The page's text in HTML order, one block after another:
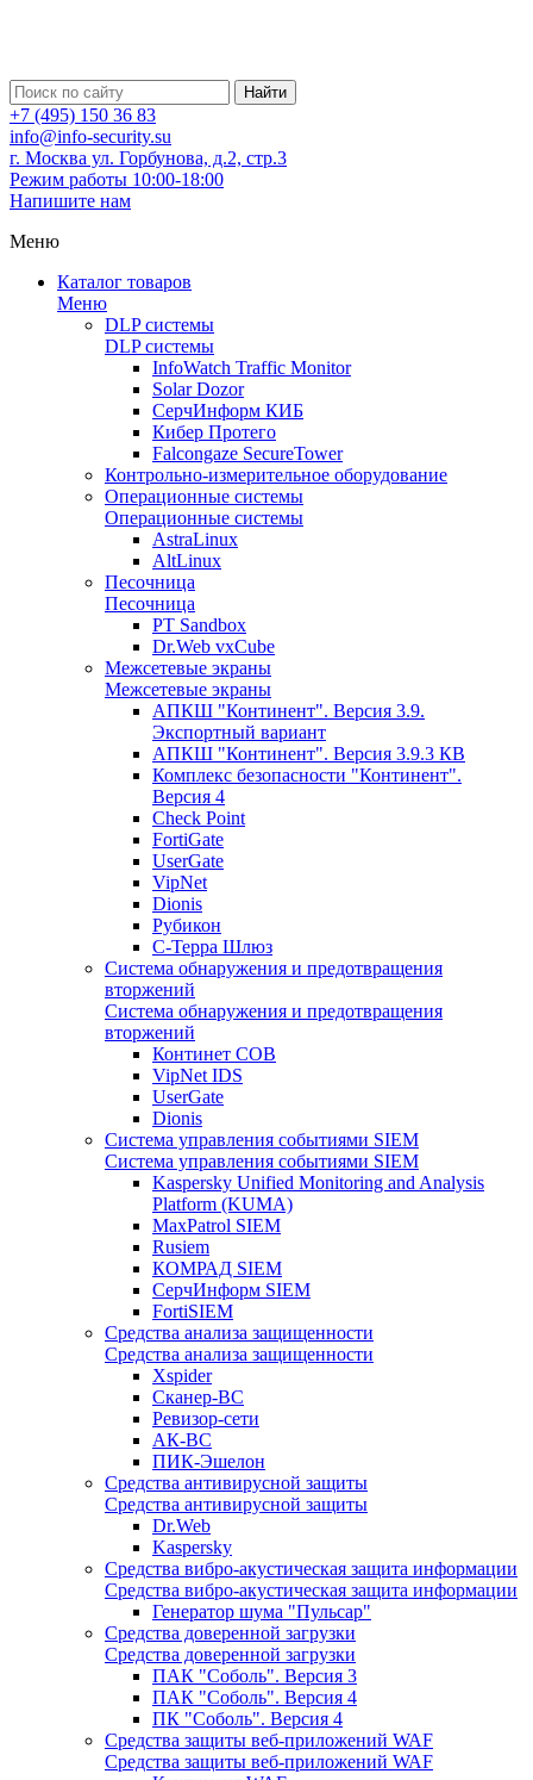
Найти
+7 (495) 150 36 83
info@info-security.su
г. Москва ул. Горбунова, д.2, стр.3
Режим работы 10:00-18:00
Напишите нам
Меню
Каталог товаров
Меню
DLP системы
DLP системы
InfoWatch Traffic Monitor
Solar Dozor
СерчИнформ КИБ
Кибер Протего
Falcongaze SecureTower
Контрольно-измерительное оборудование
Операционные системы
Операционные системы
AstraLinux
AltLinux
Песочница
Песочница
PT Sandbox
Dr.Web vxCube
Межсетевые экраны
Межсетевые экраны
АПКШ "Континент". Версия 3.9.
Экспортный вариант
АПКШ "Континент". Версия 3.9.3 КВ
Комплекс безопасности "Континент".
Версия 4
Check Point
FortiGate
UserGate
VipNet
Dionis
Рубикон
С-Терра Шлюз
Система обнаружения и предотвращения
вторжений
Система обнаружения и предотвращения
вторжений
Континет СОВ
VipNet IDS
UserGate
Dionis
Система управления событиями SIEM
Система управления событиями SIEM
Kaspersky Unified Monitoring and Analysis
Platform (KUMA)
MaxPatrol SIEM
Rusiem
КОМРАД SIEM
СерчИнформ SIEM
FortiSIEM
Средства анализа защищенности
Средства анализа защищенности
Xspider
Сканер-ВС
Ревизор-сети
АК-ВС
ПИК-Эшелон
Средства антивирусной защиты
Средства антивирусной защиты
Dr.Web
Kaspersky
Средства вибро-акустическая защита информации
Средства вибро-акустическая защита информации
Генератор шума "Пульсар"
Средства доверенной загрузки
Средства доверенной загрузки
ПАК "Соболь". Версия 3
ПАК "Соболь". Версия 4
ПК "Соболь". Версия 4
Средства защиты веб-приложений WAF
Средства защиты веб-приложений WAF